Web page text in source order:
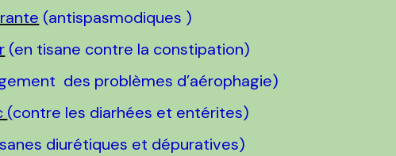
(antispasmodiques )
(en tisane contre la constipation)
des problèmes d’aérophagie)
(contre les diarhées et entérites)
diurétiques et dépuratives)